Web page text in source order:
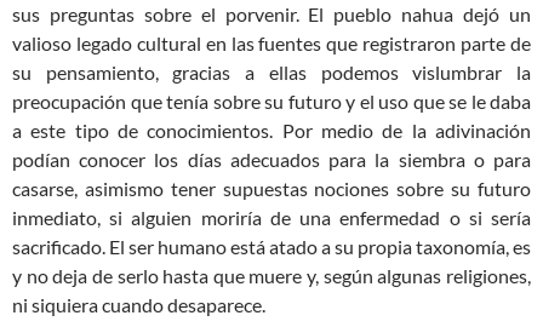
sus preguntas sobre el porvenir. El pueblo nahua dejó un
valioso legado cultural en las fuentes que registraron parte de
su pensamiento, gracias a ellas podemos vislumbrar la
preocupación que tenía sobre su futuro y el uso que se le daba
a este tipo de conocimientos. Por medio de la adivinación
podían conocer los días adecuados para la siembra o para
casarse, asimismo tener supuestas nociones sobre su futuro
inmediato, si alguien moriría de una enfermedad o si sería
sacrificado. El ser humano está atado a su propia taxonomía, es
y no deja de serlo hasta que muere y, según algunas religiones,
ni siquiera cuando desaparece.